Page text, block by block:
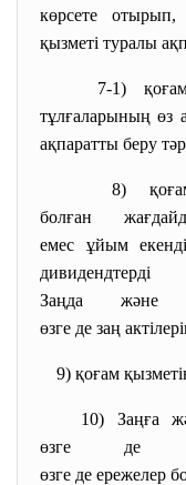
көрсете
қызметі туралы
7-1)
тұлғаларының өз
ақпаратты беру
8)
болған
емес ұйым
дивидендтерді
Заңда және
өзге де заң
9) қоғам
10) Заңға
өзге де
өзге де ережелер